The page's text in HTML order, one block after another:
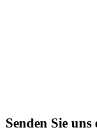
Senden Sie